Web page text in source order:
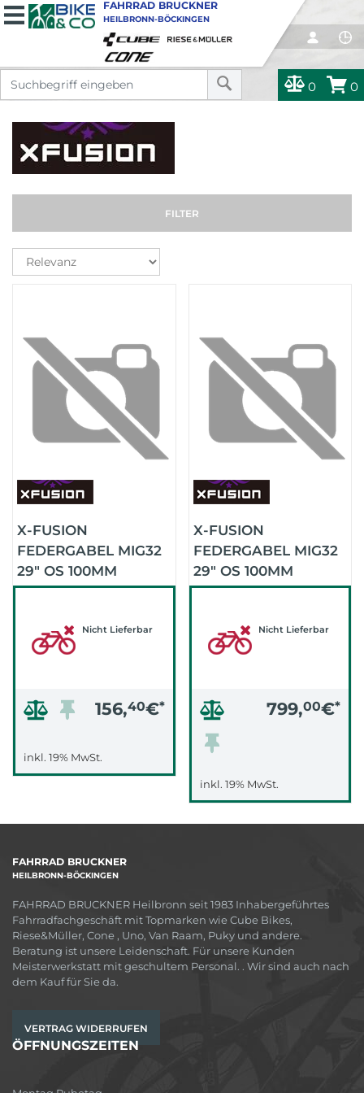
0 0
FAHRRAD BRUCKNER
HEILBRONN-BÖCKINGEN
FILTER
X-FUSION
FEDERGABEL MIG32
29" OS 100MM
KULANZTAUSCH
Nicht Lieferbar
156,40€*
inkl. 19% MwSt.
X-FUSION
FEDERGABEL MIG32
29" OS 100MM
(SCHWARZ)
Nicht Lieferbar
799,00€*
inkl. 19% MwSt.
FAHRRAD BRUCKNER
HEILBRONN-BÖCKINGEN
FAHRRAD BRUCKNER Heilbronn seit 1983 Inhabergeführtes
Fahrradfachgeschäft mit Topmarken wie Cube Bikes,
Riese&Müller, Cone , Uno, Van Raam, Puky und andere.
Beratung ist unsere Leidenschaft. Für unsere Kunden
Meisterwerkstatt mit geschultem Personal. . Wir sind auch nach
dem Kauf für Sie da.
VERTRAG WIDERRUFEN
ÖFFNUNGSZEITEN